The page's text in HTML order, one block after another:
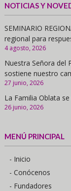
NOTICIAS Y
SEMINARIO
regional para
4 agosto, 2026
Nuestra Señora del
sostiene nuestro
27 junio, 2026
La Familia Oblata
26 junio, 2026
MENÚ PRINCIPAL
- Inicio
- Conócenos
- Fundadores